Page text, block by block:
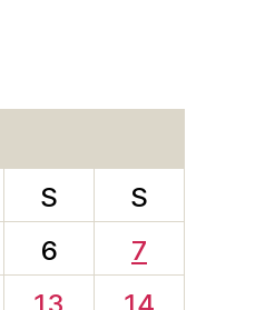
S
S
6
7